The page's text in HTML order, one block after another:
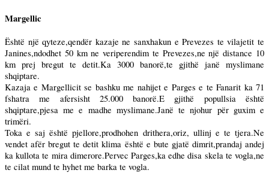
Margellic
Është një qyteze,qendër kazaje ne sanxhakun e Prevezes te vilajetit te
Janines,ndodhet 50 km ne veriperendim te Prevezes,ne një distance 10
km prej bregut te detit.Ka 3000 banorë,te gjithë janë myslimane
shqiptare.
Kazaja e Margellicit se bashku me nahijet e Parges e te Fanarit ka 71
fshatra me afersisht 25.000 banorë.E gjithë popullsia është
shqiptare,pjesa me e madhe myslimane.Janë te njohur për guxim e
trimëri.
Toka e saj është pjellore,prodhohen drithera,oriz, ullinj e te tjera.Ne
vendet afër bregut te detit klima është e bute gjatë dimrit,prandaj andej
ka kullota te mira dimerore.Pervec Parges,ka edhe disa skela te vogla,ne
te cilat mund te hyhet me barka te vogla.